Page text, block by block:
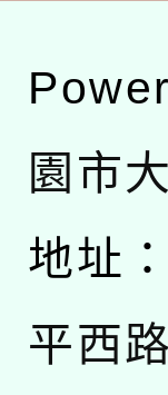
園市
地址：
平西